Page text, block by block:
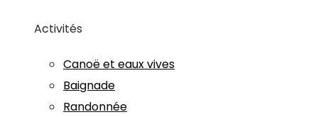
Activités
Canoë et eaux vives
Baignade
Randonnée